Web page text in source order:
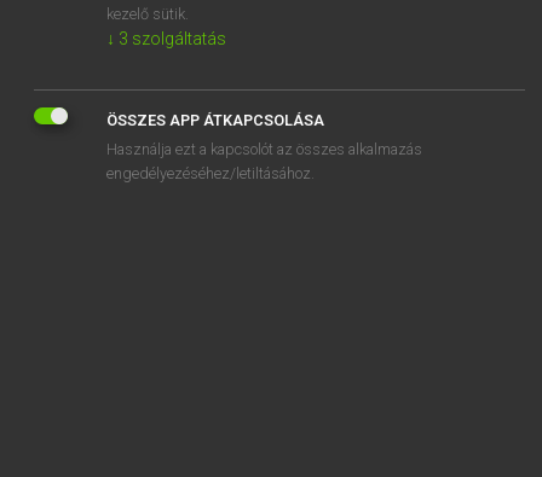
abatement
abatis
abattoir
kezelő sütik.
↓ 3 szolgáltatás
ÖSSZES APP ÁTKAPCSOLÁSA
Használja ezt a kapcsolót az összes alkalmazás
engedélyezéséhez/letiltásához.